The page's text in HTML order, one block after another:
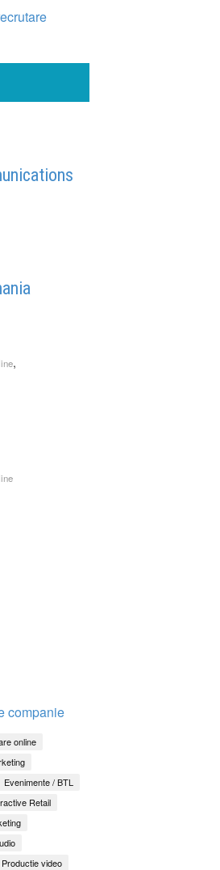
,
companie
online
Evenimente / BTL
Retail
Productie video